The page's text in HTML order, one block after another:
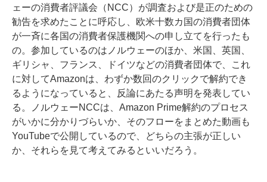
ェーの消費者評議会（NCC）が調査および是正のための
勧告を求めたことに呼応し、欧米十数カ国の消費者団体
が一斉に各国の消費者保護機関への申し立てを行ったも
の。参加しているのはノルウェーのほか、米国、英国、
ギリシャ、フランス、ドイツなどの消費者団体で、これ
に対してAmazonは、わずか数回のクリックで解約でき
るようになっていると、反論にあたる声明を発表してい
る。ノルウェーNCCは、Amazon Prime解約のプロセス
がいかに分かりづらいか、そのフローをまとめた動画も
YouTubeで公開しているので、どちらの主張が正しい
か、それらを見て考えてみるといいだろう。